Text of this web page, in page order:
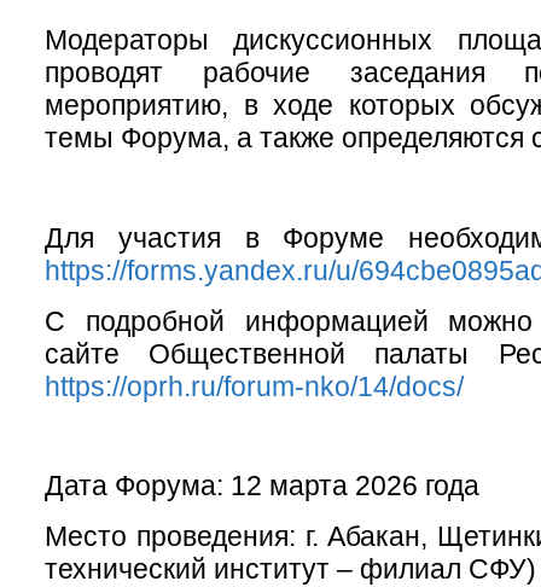
Модераторы дискуссионных
проводят рабочие заседания
мероприятию, в ходе которых
темы Форума, а также определяются
Для участия в Форуме
https://forms.yandex.ru/u/
С подробной информацией можно
сайте Общественной палаты
https://oprh.ru/forum-nko/14/docs/
Дата Форума: 12 марта 2026 года
Место проведения: г. Абакан,
технический институт – филиал СФУ)